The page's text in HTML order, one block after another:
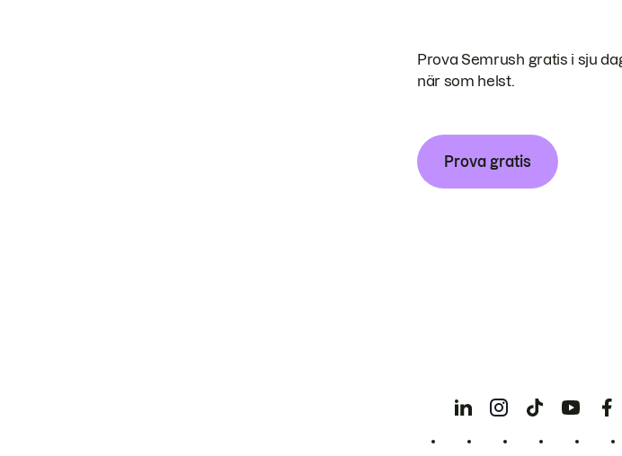
Prova Semrush gratis i sju
när som helst.
Prova gratis